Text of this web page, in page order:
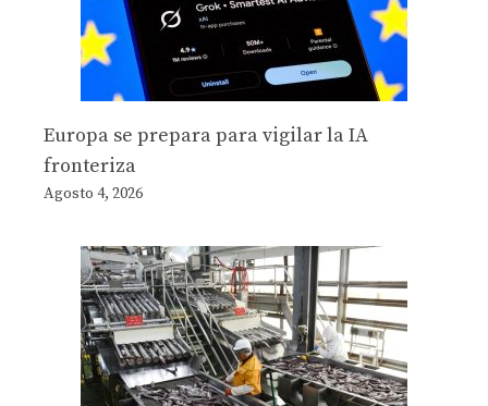
Europa se prepara para vigilar la IA
fronteriza
Agosto 4, 2026